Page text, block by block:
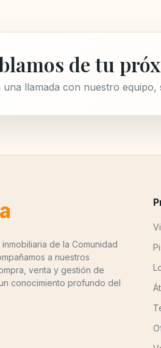
de tu
una llamada con nuestro equipo,
de la Comunidad
a nuestros
venta y gestión de
conocimiento profundo del